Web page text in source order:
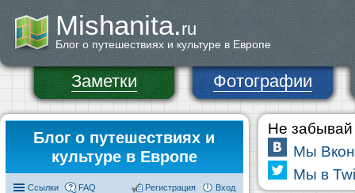
Mishanita.ru
Блог о путешествиях и культуре в Европе
Заметки Фотографии
Блог о путешествиях и
культуре в Европе
Ссылки FAQ Вход
Регистрация
Не забывай
Мы
Мы в